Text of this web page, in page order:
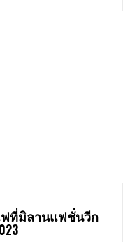
ที่มิลานแฟชั่นวีก